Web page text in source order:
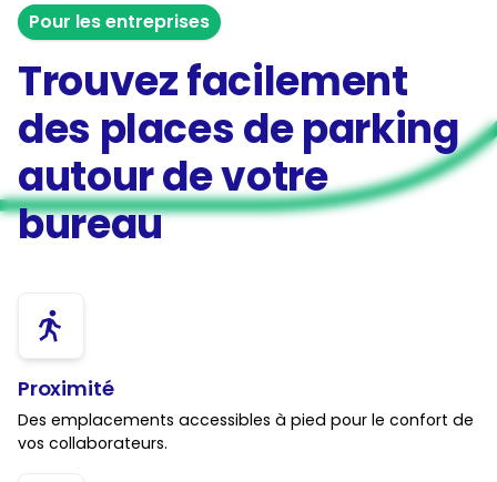
Pour les entreprises
Trouvez facilement
des places de parking
autour de votre
bureau
Proximité
Des emplacements accessibles à pied pour le confort de
vos collaborateurs.